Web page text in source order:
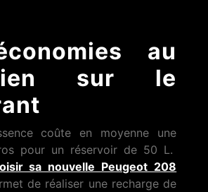
au
sur le
coûte en moyenne une
pour un réservoir de 50 L.
sa nouvelle Peugeot 208
de réaliser une recharge de